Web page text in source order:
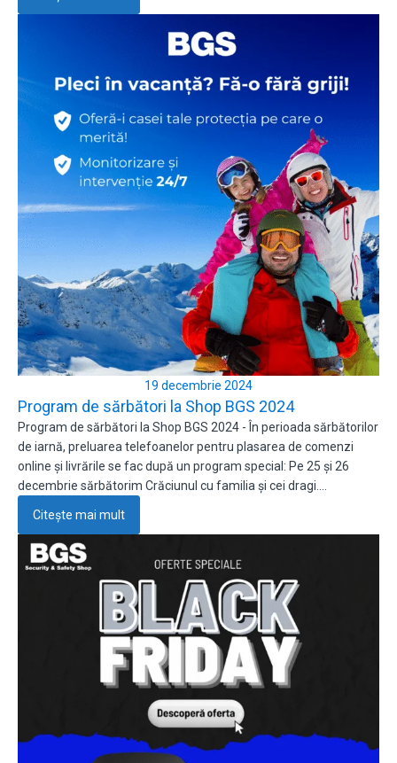
19 decembrie 2024
Program de sărbători la Shop BGS 2024
Program de sărbători la Shop BGS 2024 - În perioada sărbătorilor
de iarnă, preluarea telefoanelor pentru plasarea de comenzi
online și livrările se fac după un program special: Pe 25 și 26
decembrie sărbătorim Crăciunul cu familia și cei dragi.…
Citește mai mult